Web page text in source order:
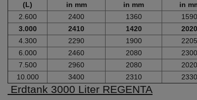
(L)
in mm
in mm
in
2.600
2400 1360 1590
3.000
2410 1420 2020
4.300
2290 1900 2205
6.000
2460 2080 2300
7.500
2960 2080 2020
10.000
3400 2310 2330
Erdtank 3000 Liter REGENTA